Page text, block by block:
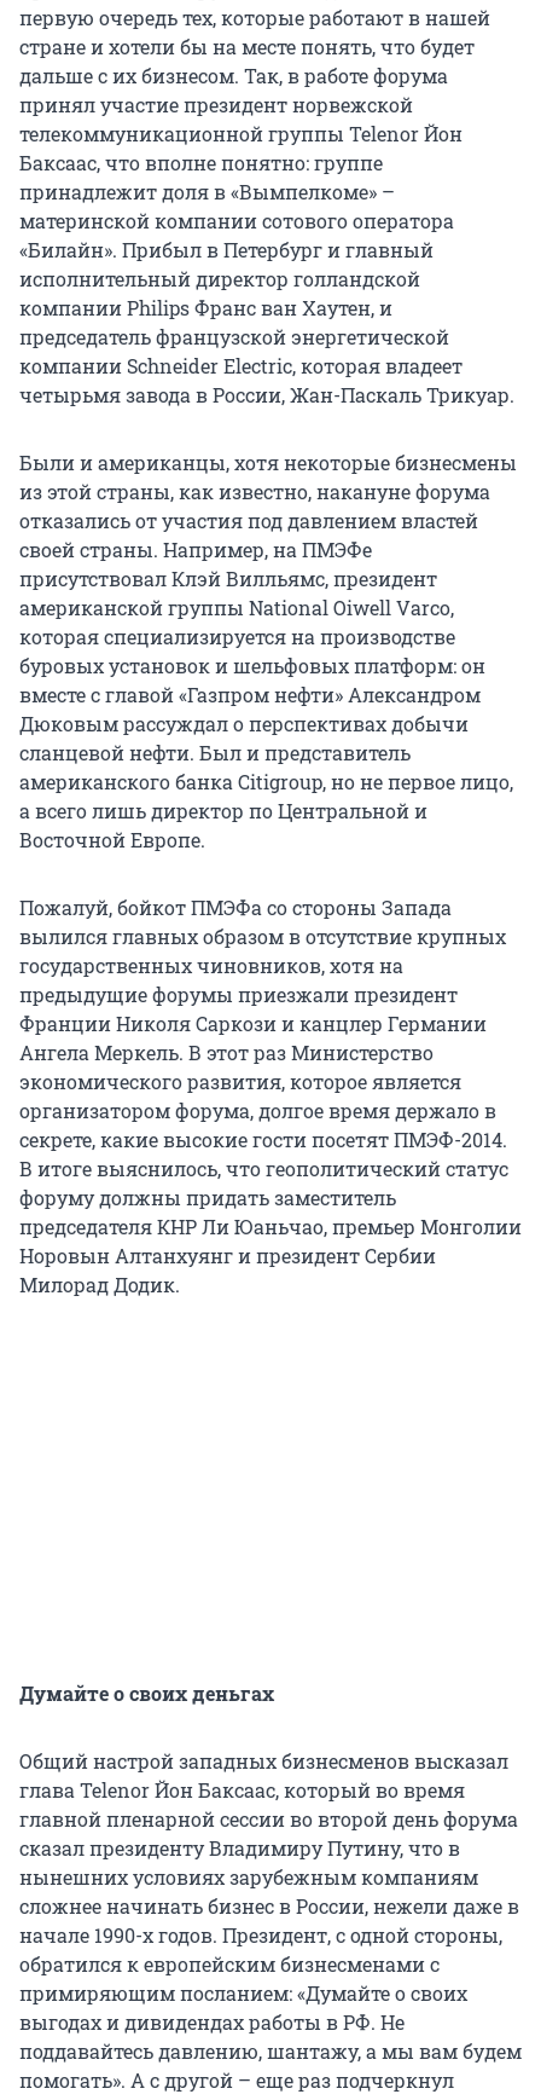
первую очередь тех, которые работают в нашей
стране и хотели бы на месте понять, что будет
дальше с их бизнесом. Так, в работе форума
принял участие президент норвежской
телекоммуникационной группы Telenor Йон
Баксаас, что вполне понятно: группе
принадлежит доля в «Вымпелкоме» –
материнской компании сотового оператора
«Билайн». Прибыл в Петербург и главный
исполнительный директор голландской
компании Philips Франс ван Хаутен, и
председатель французской энергетической
компании Schneider Electric, которая владеет
четырьмя завода в России, Жан-Паскаль Трикуар.
Были и американцы, хотя некоторые бизнесмены
из этой страны, как известно, накануне форума
отказались от участия под давлением властей
своей страны. Например, на ПМЭФе
присутствовал Клэй Вилльямс, президент
американской группы National Oiwell Varco,
которая специализируется на производстве
буровых установок и шельфовых платформ: он
вместе с главой «Газпром нефти» Александром
Дюковым рассуждал о перспективах добычи
сланцевой нефти. Был и представитель
американского банка Citigroup, но не первое лицо,
а всего лишь директор по Центральной и
Восточной Европе.
Пожалуй, бойкот ПМЭФа со стороны Запада
вылился главных образом в отсутствие крупных
государственных чиновников, хотя на
предыдущие форумы приезжали президент
Франции Николя Саркози и канцлер Германии
Ангела Меркель. В этот раз Министерство
экономического развития, которое является
организатором форума, долгое время держало в
секрете, какие высокие гости посетят ПМЭФ-2014.
В итоге выяснилось, что геополитический статус
форуму должны придать заместитель
председателя КНР Ли Юаньчао, премьер Монголии
Норовын Алтанхуянг и президент Сербии
Милорад Додик.
Думайте о своих деньгах
Общий настрой западных бизнесменов высказал
глава Telenor Йон Баксаас, который во время
главной пленарной сессии во второй день форума
сказал президенту Владимиру Путину, что в
нынешних условиях зарубежным компаниям
сложнее начинать бизнес в России, нежели даже в
начале 1990-х годов. Президент, с одной стороны,
обратился к европейским бизнесменами с
примиряющим посланием: «Думайте о своих
выгодах и дивидендах работы в РФ. Не
поддавайтесь давлению, шантажу, а мы вам будем
помогать». А с другой – еще раз подчеркнул